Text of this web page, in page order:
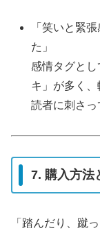
「笑いと緊
た」
感情タグと
キ」が多く
読者に刺さっ
7. 購入方法
「踏んだり、蹴